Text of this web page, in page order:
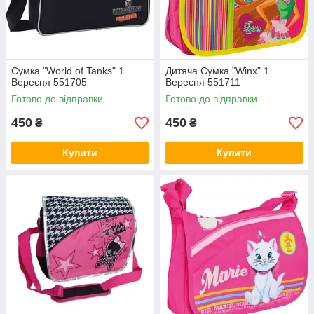
Широкий асортимент
У нас в наявності багатий вибір для
стильної молоді. Ви заощадите у нас свій
час на пошуки підходящої моделі! Більше
Без шкоди для бюджету
Пропонуємо безліч моделей власного
виробництва за цінами в 2 рази нижче
ринкових. Якість вище всяких похвал.
Універсальні сумки,
Барсетки відрізняються місткістю і
зручністю для хлопців, сумки та рюкзаки —
прекрасний вибір для студенток і
школярок!
Яскравий зовнішній вигляд
Всі моделі яскравих кольорів в
Сумка "World of Tanks" 1
Вересня 551705
Готово до відправки
450 ₴
Купити
Дитяча Сумка "Winx" 1
Вересня 551711
Готово до відправки
450 ₴
Купити